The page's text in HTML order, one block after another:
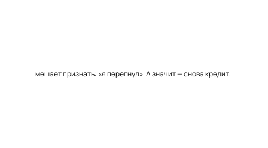
мешает признать: «я перегнул». А значит — снова кредит.